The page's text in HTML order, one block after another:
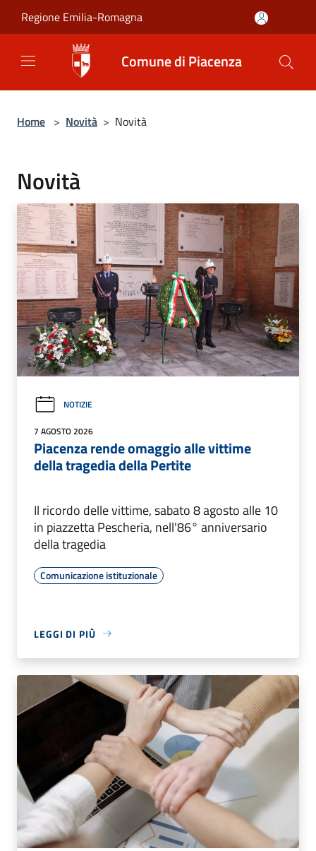
Regione Emilia-Romagna
Comune di Piacenza
Home > Novità > Novità
Novità
NOTIZIE
7 AGOSTO 2026
Piacenza rende omaggio alle vittime
della tragedia della Pertite
Il ricordo delle vittime, sabato 8 agosto alle 10
in piazzetta Pescheria, nell'86° anniversario
della tragedia
Comunicazione istituzionale
LEGGI DI PIÙ